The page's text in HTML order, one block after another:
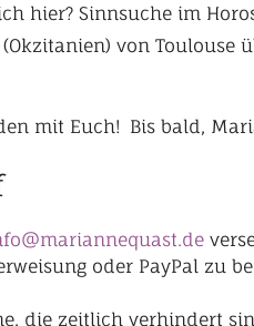
hier? Sinnsuche im
von
mit Euch! Bis bald,
oder PayPal zu
die zeitlich verhindert